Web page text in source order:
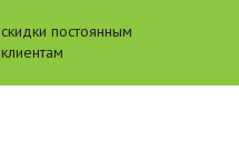
скидки постоянным
клиентам